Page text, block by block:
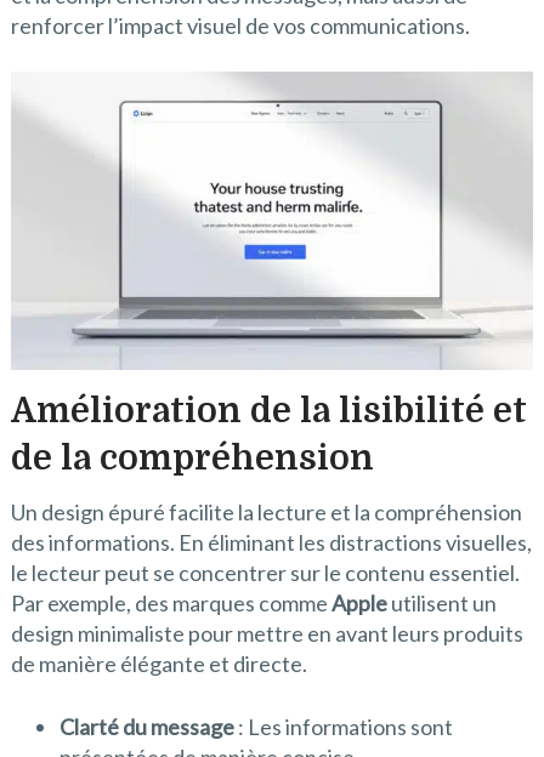
renforcer l’impact visuel de vos communications.
Amélioration de la lisibilité et
de la compréhension
Un design épuré facilite la lecture et la compréhension
des informations. En éliminant les distractions visuelles,
le lecteur peut se concentrer sur le contenu essentiel.
Par exemple, des marques commeAppleutilisent un
design minimaliste pour mettre en avant leurs produits
de manière élégante et directe.
Clarté du message: Les informations sont